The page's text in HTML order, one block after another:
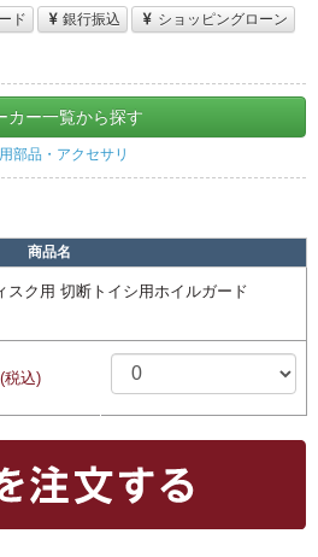
ド 銀行振込
ショッピングローン
カー一覧から探す
部品・アクセサリ
商品名
スク用 切断トイシ用ホイルガード
税込)